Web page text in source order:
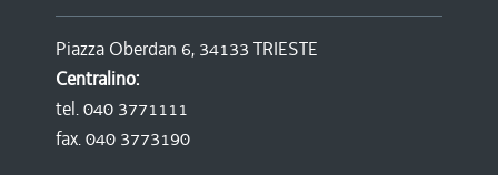
Piazza Oberdan 6, 34133 TRIESTE
Centralino:
tel. 040 3771111
fax. 040 3773190